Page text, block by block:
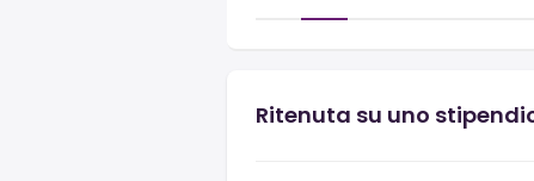
Ritenuta su uno